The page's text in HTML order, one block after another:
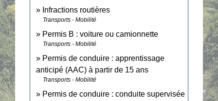
Infractions routières
Transports - Mobilité
Permis B : voiture ou camionnette
Transports - Mobilité
Permis de conduire : apprentissage
anticipé (AAC) à partir de 15 ans
Transports - Mobilité
Permis de conduire : conduite supervisée